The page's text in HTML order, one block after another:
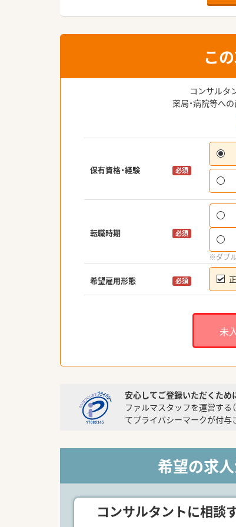
こ
コンサルタ
薬局・病院等へ
保有資格・経験 必須
転職時期 必須
※ダブ
希望雇用形態 必須
未
安心してご登録いただくため
ファルマスタッフを運営する
てプライバシーマークが付与
希望の求
コンサルタントに相談